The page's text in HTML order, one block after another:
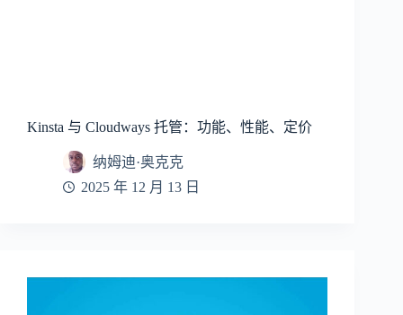
Kinsta 与 Cloudways 托管：功能、性能、定价
纳姆迪·奥克克
2025 年 12 月 13 日